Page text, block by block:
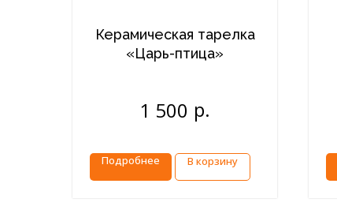
Керамическая тарелка
«Царь-птица»
1 500 р.
Подробнее В корзину